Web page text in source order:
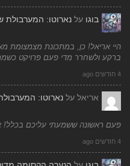
בוגו על נארוטו: המערבולת
היי אריאל! כן, במתכונת מצמצומת
ברקע ולשחרר מדי פעם פרויקט
4 חודשים ago
אריאל על נארוטו:
פעם ראשונה ששמעתי עליכם בכלל!
4 חודשים ago